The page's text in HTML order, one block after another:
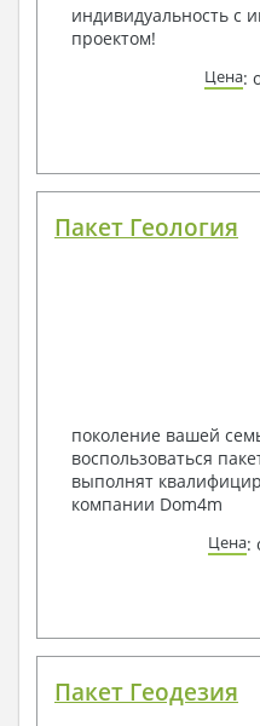
индивидуальность с
проектом!
Цена:
Пакет Геология
поколение вашей
воспользоваться
выполнят
компании Dom4m
Цена:
Пакет Геодезия